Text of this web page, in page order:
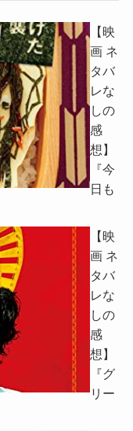
【映
画 ネ
タバ
レな
しの
感
想】
『今
日も
【映
画 ネ
タバ
レな
しの
感
想】
『グ
リー